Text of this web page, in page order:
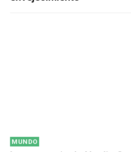
MUNDO